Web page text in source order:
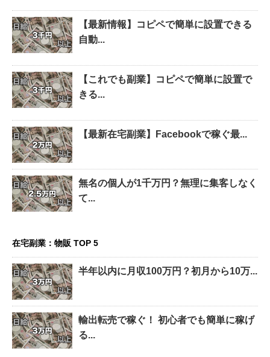
【最新情報】コピペで簡単に設置できる
自動...
【これでも副業】コピペで簡単に設置で
きる...
【最新在宅副業】Facebookで稼ぐ最...
無名の個人が1千万円？無理に集客しなく
て...
在宅副業：物販 TOP 5
半年以内に月収100万円？初月から10万...
輸出転売で稼ぐ！ 初心者でも簡単に稼げ
る...